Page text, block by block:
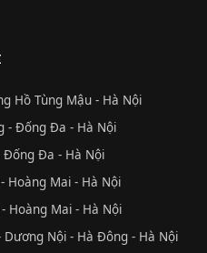
Hồ Tùng Mậu - Hà Nội
- Đống Đa - Hà Nội
Đống Đa - Hà Nội
Hoàng Mai - Hà Nội
Hoàng Mai - Hà Nội
Dương Nội - Hà Đông - Hà Nội